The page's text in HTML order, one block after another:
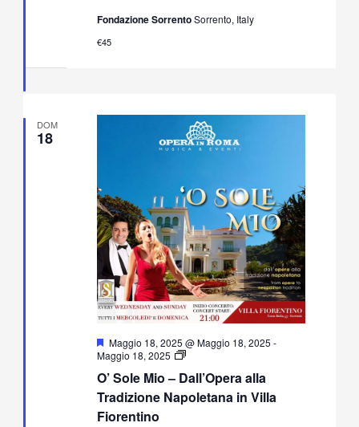
Napoletana
Fondazione SorrentoSorrento, Italy
€45
DOM
18
O’ Sole Mio – Dall’Opera alla
Tradizione Napoletana in Villa
Fiorentino
Segnalati
Maggio 18, 2025 @ Maggio 18, 2025 -
Maggio 18, 2025
O’
Mio
–
Dall’Opera